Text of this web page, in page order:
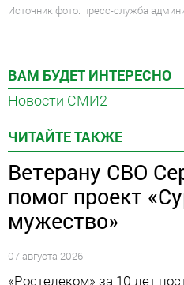
Источник фото: пресс-служба
ВАМ БУДЕТ ИНТЕРЕСНО
Новости СМИ2
ЧИТАЙТЕ ТАКЖЕ
Ветерану СВО
помог проект
мужество»
07 августа 2026
«Ростелеком» за 10 лет